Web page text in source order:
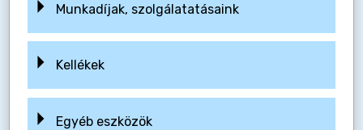
Munkadíjak, szolgálatatásaink
Kellékek
Egyéb eszközök